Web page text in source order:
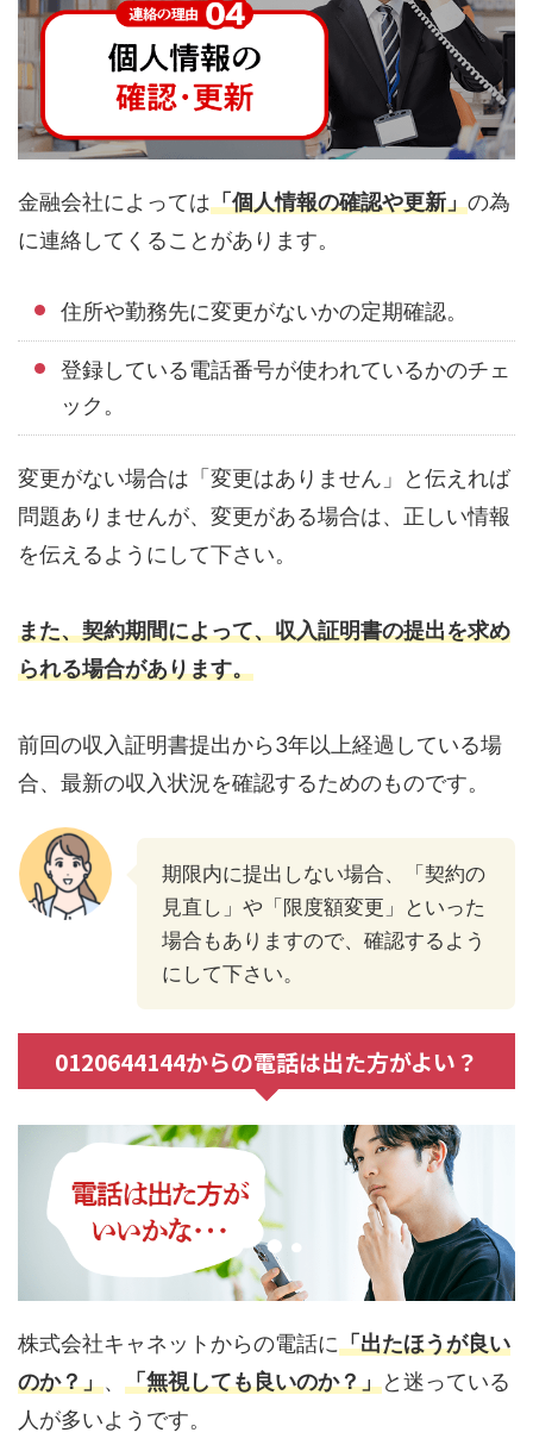
金融会社によっては「個人情報の確認や更新」の為
に連絡してくることがあります。
住所や勤務先に変更がないかの定期確認。
登録している電話番号が使われているかのチェ
ック。
変更がない場合は「変更はありません」と伝えれば
問題ありませんが、変更がある場合は、正しい情報
を伝えるようにして下さい。
また、契約期間によって、収入証明書の提出を求め
られる場合があります。
前回の収入証明書提出から3年以上経過している場
合、最新の収入状況を確認するためのものです。
期限内に提出しない場合、「契約の
見直し」や「限度額変更」といった
場合もありますので、確認するよう
にして下さい。
0120644144からの電話は出た方がよい？
株式会社キャネットからの電話に「出たほうが良い
のか？」、 「無視しても良いのか？」と迷っている
人が多いようです。